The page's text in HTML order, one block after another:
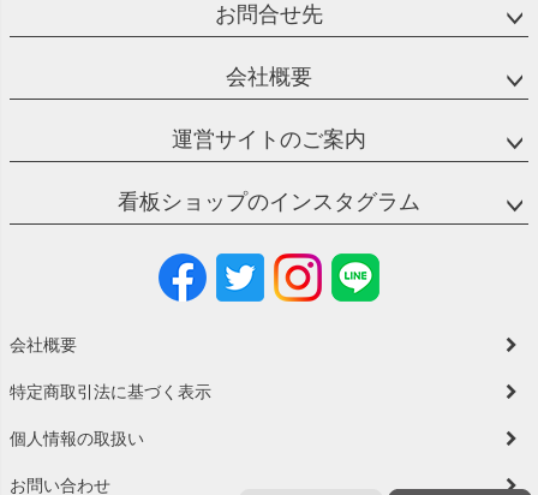
お問合せ先
会社概要
運営サイトのご案内
看板ショップのインスタグラム
会社概要
特定商取引法に基づく表示
個人情報の取扱い
お問い合わせ